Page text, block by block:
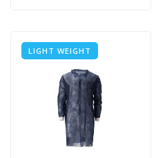
LIGHT WEIGHT